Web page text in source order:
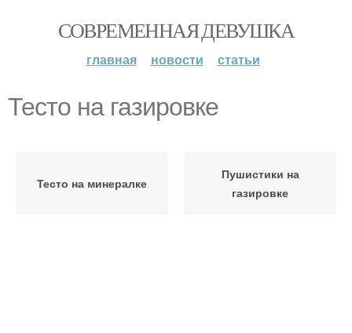
СОВРЕМЕННАЯ ДЕВУШКА
главная новости статьи
Тесто на газировке
Тесто на минералке
Пушистики на
газировке